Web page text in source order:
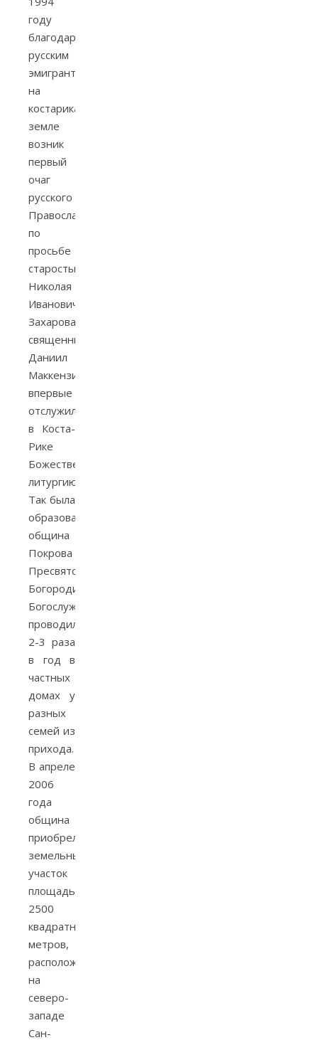
году
благодаря
русским
эмигрантам
на
костариканской
земле
возник
первый
очаг
русского
Православия:
по
просьбе
старосты
Николая
Ивановича
Захарова
священник
Даниил
Маккензи
впервые
отслужил
в Коста-
Рике
Божественную
литургию.
Так была
образована
община
Покрова
Пресвятой
Богородицы.
Богослужения
проводились
2-3 раза
в год в
частных
домах у
разных
семей из
прихода.
В апреле
2006
года
община
приобрела
земельный
участок
площадью
2500
квадратных
метров,
расположенный
на
северо-
западе
Сан-